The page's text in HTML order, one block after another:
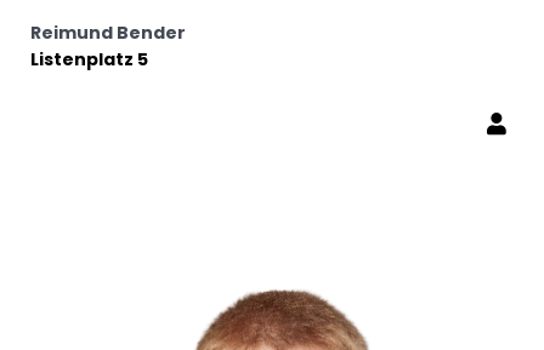
Reimund Bender
Listenplatz 5